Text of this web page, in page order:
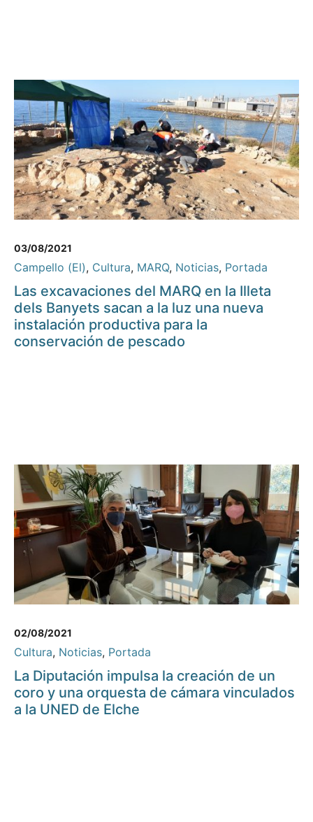
03/08/2021
Campello (El), Cultura, MARQ, Noticias, Portada
Las excavaciones del MARQ en la Illeta
dels Banyets sacan a la luz una nueva
instalación productiva para la
conservación de pescado
02/08/2021
Cultura, Noticias, Portada
La Diputación impulsa la creación de un
coro y una orquesta de cámara vinculados
a la UNED de Elche